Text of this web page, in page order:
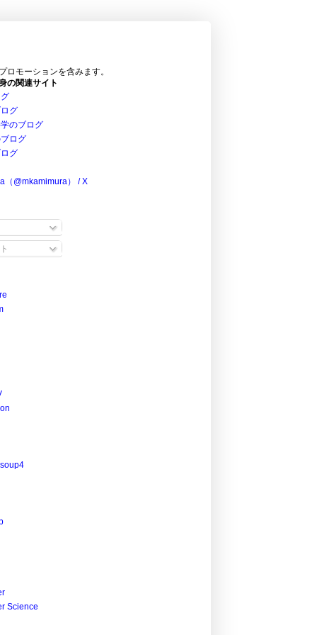
ロモーションを含みます。
の関連サイト
グ
のブログ
ログ
グ
（@mkamimura） / X
Science